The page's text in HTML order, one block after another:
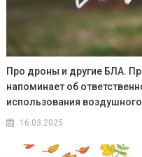
Про дроны и другие БЛА.
напоминает об
использования
16.03.2025